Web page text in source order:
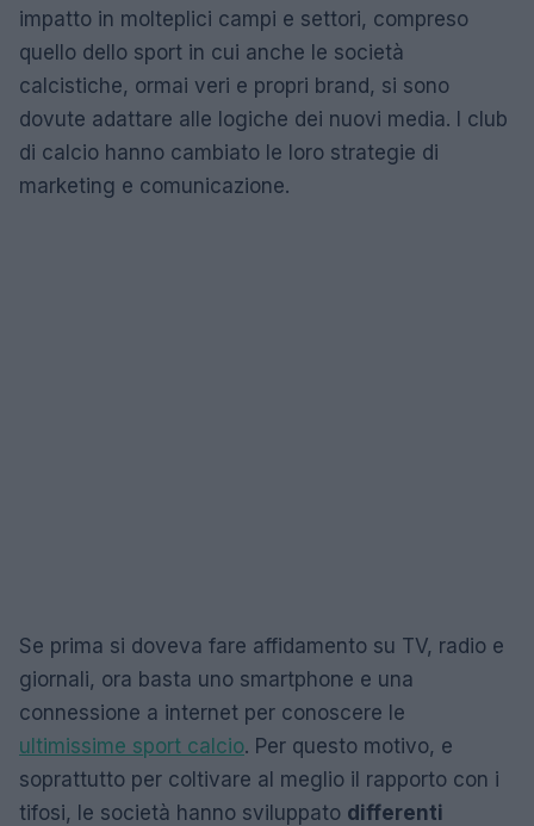
impatto in molteplici campi e settori, compreso
quello dello sport in cui anche le società
calcistiche, ormai veri e propri brand, si sono
dovute adattare alle logiche dei nuovi media. I club
di calcio hanno cambiato le loro strategie di
marketing e comunicazione.
Se prima si doveva fare affidamento su TV, radio e
giornali, ora basta uno smartphone e una
connessione a internet per conoscere le
ultimissime sport calcio. Per questo motivo, e
soprattutto per coltivare al meglio il rapporto con i
tifosi, le società hanno sviluppato differenti